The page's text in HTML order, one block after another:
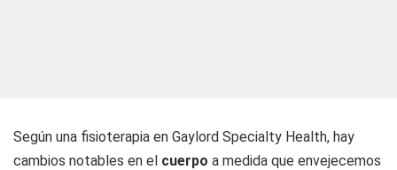
Según una fisioterapia en Gaylord Specialty Health, hay
cambios notables en el cuerpo a medida que envejecemos